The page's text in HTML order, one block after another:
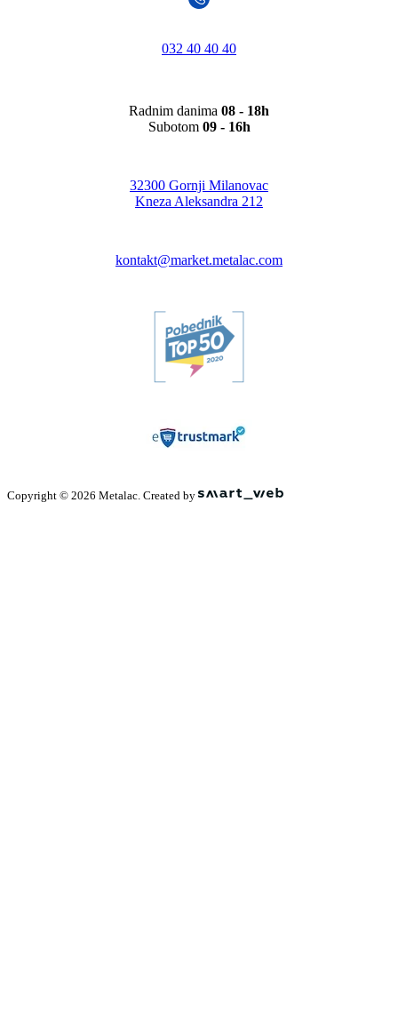
032 40 40 40
Radnim danima 08 - 18h
Subotom 09 - 16h
32300 Gornji Milanovac
Kneza Aleksandra 212
kontakt@market.metalac.com
Copyright © 2026 Metalac. Created by